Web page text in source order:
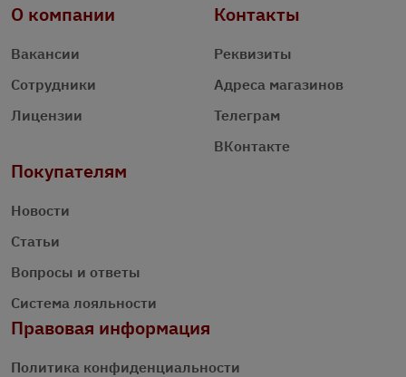
О компании
Вакансии
Сотрудники
Лицензии
Контакты
Реквизиты
Адреса магазинов
Телеграм
ВКонтакте
Покупателям
Новости
Статьи
Вопросы и ответы
Система лояльности
Правовая информация
Политика конфиденциальности